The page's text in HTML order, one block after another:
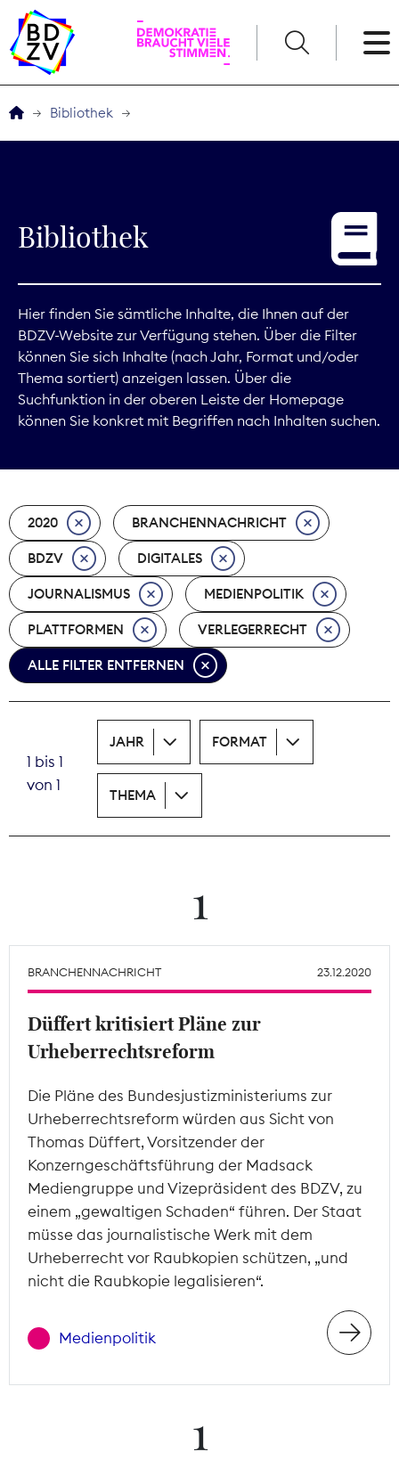
Service
Digitales
Kommunikation
Marktdaten
Nachhaltigkeit
Nachwuchs
Nova Award
Pressefreiheit
Print
Recht
Tarifpolitik
Theodor-Wolff-Preis
Mitgliederbereich
Bibliothek
Bibliothek
Hier finden Sie sämtliche Inhalte, die Ihnen auf der
BDZV-Website zur Verfügung stehen. Über die Filter
können Sie sich Inhalte (nach Jahr, Format und/oder
Thema sortiert) anzeigen lassen. Über die
Suchfunktion in der oberen Leiste der Homepage
können Sie konkret mit Begriffen nach Inhalten suchen.
2020 BRANCHENNACHRICHT
BDZV DIGITALES
JOURNALISMUS MEDIENPOLITIK
PLATTFORMEN VERLEGERRECHT
ALLE FILTER ENTFERNEN
1 bis 1
von 1
JAHR FORMAT
THEMA
1
BRANCHENNACHRICHT 23.12.2020
Düffert kritisiert Pläne zur
Urheberrechtsreform
Die Pläne des Bundesjustizministeriums zur
Urheberrechtsreform würden aus Sicht von
Thomas Düffert, Vorsitzender der
Konzerngeschäftsführung der Madsack
Mediengruppe und Vizepräsident des BDZV, zu
einem „gewaltigen Schaden“ führen. Der Staat
müsse das journalistische Werk mit dem
Urheberrecht vor Raubkopien schützen, „und
nicht die Raubkopie legalisieren“.
Medienpolitik
1